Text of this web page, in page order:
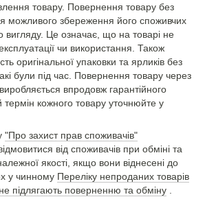
товару. Повернення товару без
можливого збереження його споживчих
вигляду. Це означає, що на товарі не
чи використання. Також
оригінальної упаковки та ярликів без
були під час. Повернення товару через
впродовж гарантійного
термін кожного товару уточнюйте у
"Про захист прав споживачів"
від споживачів при обміні та
якості, якщо вони віднесені до
у чинному Переліку непроданих товарів
не підлягають поверненню та обміну